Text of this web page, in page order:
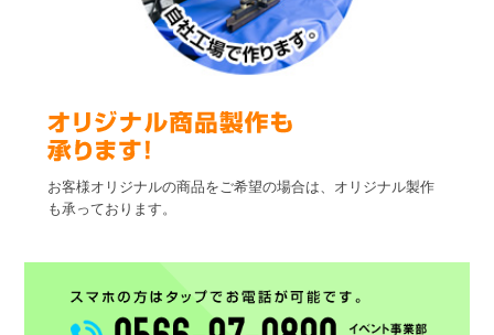
お客様オリジナルの商品をご希望の場合は、オリジナル製作
も承っております。